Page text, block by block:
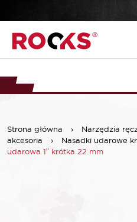
Strona główna › Narzędzia
akcesoria
› Nasadki udarowe
udarowa 1″ krótka 22 mm